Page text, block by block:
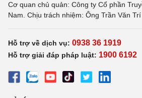
Cơ quan chủ quản: Công ty Cổ phần
Nam. Chịu trách nhiệm: Ông Trần Văn Trí
Hỗ trợ về dịch vụ: 0938 36 1919
Hỗ trợ giải đáp pháp luật: 1900 6192